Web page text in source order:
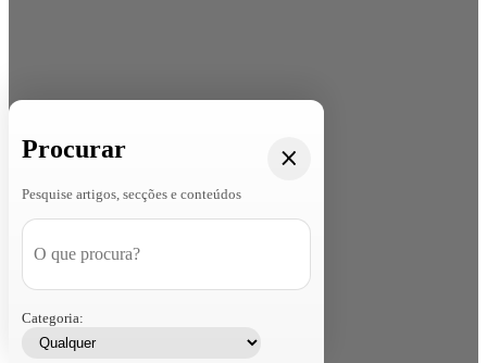
Procurar
Pesquise artigos, secções e conteúdos
Categoria: